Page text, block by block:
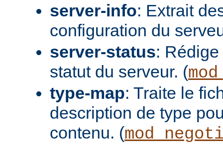
server-info: Extrait
configuration du
server-status:
statut du serveur. (
type-map: Traite le
description de type
contenu. (